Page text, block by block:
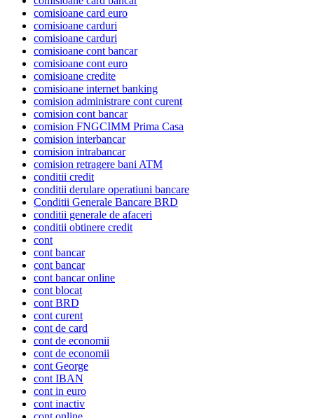
comisioane card euro
comisioane carduri
comisioane carduri
comisioane cont bancar
comisioane cont euro
comisioane credite
comisioane internet banking
comision administrare cont curent
comision cont bancar
comision FNGCIMM Prima Casa
comision interbancar
comision intrabancar
comision retragere bani ATM
conditii credit
conditii derulare operatiuni bancare
Conditii Generale Bancare BRD
conditii generale de afaceri
conditii obtinere credit
cont
cont bancar
cont bancar
cont bancar online
cont blocat
cont BRD
cont curent
cont de card
cont de economii
cont de economii
cont George
cont IBAN
cont in euro
cont inactiv